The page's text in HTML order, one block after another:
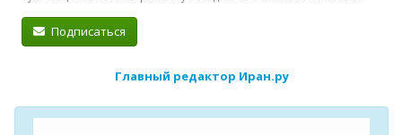
Подписаться
Главный редактор Иран.ру